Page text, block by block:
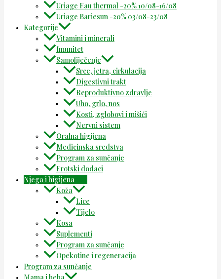
Uriage Eau thermal -20% 10/08-16/08
Uriage Bariesun -20% 03/08-23/08
Kategorije
Vitamini i minerali
Imunitet
Samoliječenje
Srce, jetra, cirkulacija
Digestivni trakt
Reproduktivno zdravlje
Uho, grlo, nos
Kosti, zglobovi i mišići
Nervni sistem
Oralna higijena
Medicinska sredstva
Program za sunčanje
Erotski dodaci
Njega i higijena
Koža
Lice
Tijelo
Kosa
Suplementi
Program za sunčanje
Opekotine i regeneracija
Program za sunčanje